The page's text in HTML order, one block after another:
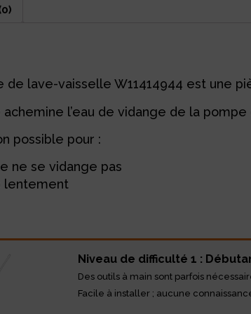
de lave-vaisselle W11414944 est une
l’eau de vidange de la
possible pour :
ne se vidange pas
lentement
Niveau de difficulté 1 :
Des outils à main sont parfois
Facile à installer ; aucune